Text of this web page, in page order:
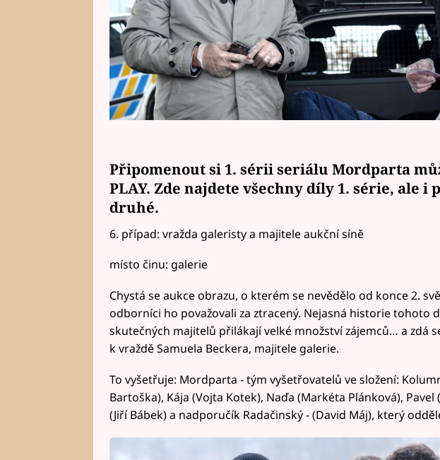
Připomenout si 1. sérii seriálu Mordparta
PLAY. Zde najdete všechny díly 1. série, ale i
druhé.
6. případ: vražda galeristy a majitele aukční síně
místo činu: galerie
Chystá se aukce obrazu, o kterém se nevědělo od konce 2.
odborníci ho považovali za ztracený. Nejasná historie tohoto
skutečných majitelů přilákají velké množství zájemců… a zdá
k vraždě Samuela Beckera, majitele galerie.
To vyšetřuje: Mordparta - tým vyšetřovatelů ve složení:
Bartoška), Kája (Vojta Kotek), Naďa (Markéta Plánková), Pavel
(Jiří Bábek) a nadporučík Radačinský - (David Máj), který